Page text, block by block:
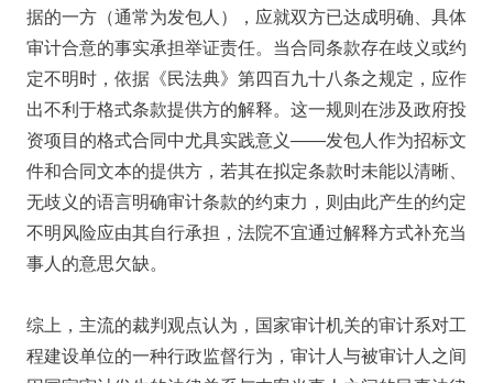
据的一方（通常为发包人），应就双方已达成明确、具体
审计合意的事实承担举证责任。当合同条款存在歧义或约
定不明时，依据《民法典》第四百九十八条之规定，应作
出不利于格式条款提供方的解释。这一规则在涉及政府投
资项目的格式合同中尤具实践意义——发包人作为招标文
件和合同文本的提供方，若其在拟定条款时未能以清晰、
无歧义的语言明确审计条款的约束力，则由此产生的约定
不明风险应由其自行承担，法院不宜通过解释方式补充当
事人的意思欠缺。
综上，主流的裁判观点认为，国家审计机关的审计系对工
程建设单位的一种行政监督行为，审计人与被审计人之间